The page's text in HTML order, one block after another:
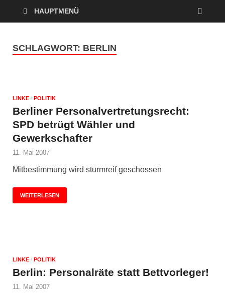
HAUPTMENÜ
SCHLAGWORT: BERLIN
LINKE / POLITIK
Berliner Personalvertretungsrecht:
SPD betrügt Wähler und
Gewerkschafter
11. Mai 2007
Mitbestimmung wird sturmreif geschossen
WEITERLESEN
LINKE / POLITIK
Berlin: Personalräte statt Bettvorleger!
11. Mai 2007